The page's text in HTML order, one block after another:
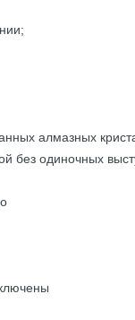
алмазных
без одиночных